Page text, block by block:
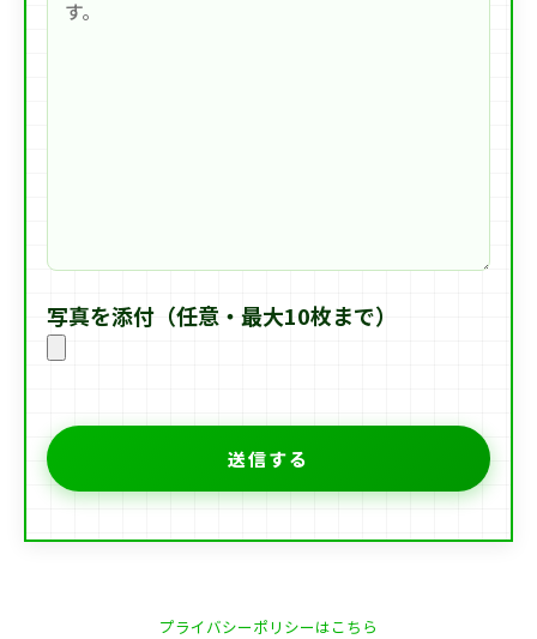
写真を添付（任意・最大10枚まで）
プライバシーポリシーはこちら